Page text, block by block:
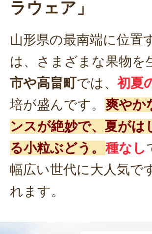
ラウェア」
山形県の最南端に位置
は、さまざまな果物を
市や高畠町では、 初夏
培が盛んです。 爽やか
ンスが絶妙で、夏が
る小粒ぶどう。 種なし
幅広い世代に大人気で
れます。